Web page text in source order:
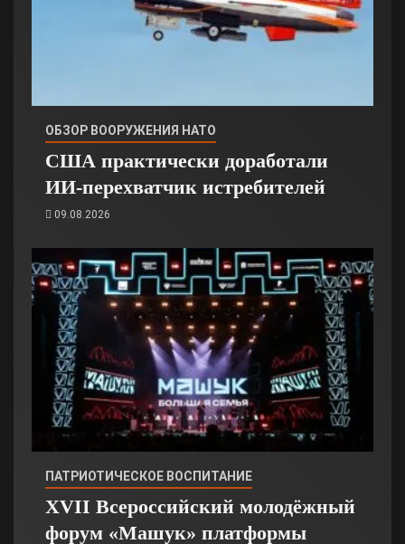
ОБЗОР ВООРУЖЕНИЯ НАТО
США практически доработали
ИИ-перехватчик истребителей
09.08.2026
ПАТРИОТИЧЕСКОЕ ВОСПИТАНИЕ
XVII Всероссийский молодёжный
форум «Машук» платформы